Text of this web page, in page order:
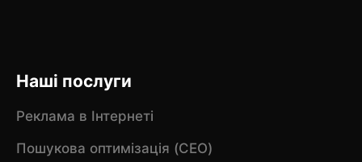
Наші послуги
Реклама в Інтернеті
Пошукова оптимізація (CEO)